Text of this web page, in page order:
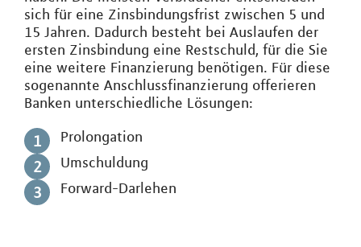
sich für eine Zinsbindungsfrist zwischen 5 und
15 Jahren. Dadurch besteht bei Auslaufen der
ersten Zinsbindung eine Restschuld, für die Sie
eine weitere Finanzierung benötigen. Für diese
sogenannte Anschlussfinanzierung offerieren
Banken unterschiedliche Lösungen:
Prolongation
Umschuldung
Forward-Darlehen